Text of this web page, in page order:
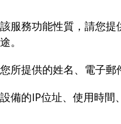
服務功能性質，請您
。
提供的姓名、電子郵
備的IP位址、使用時